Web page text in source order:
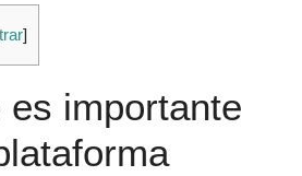
]
es importante